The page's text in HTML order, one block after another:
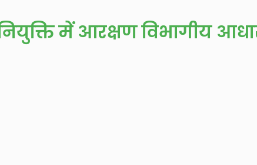
नियुक्ति में आरक्षण विभागीय